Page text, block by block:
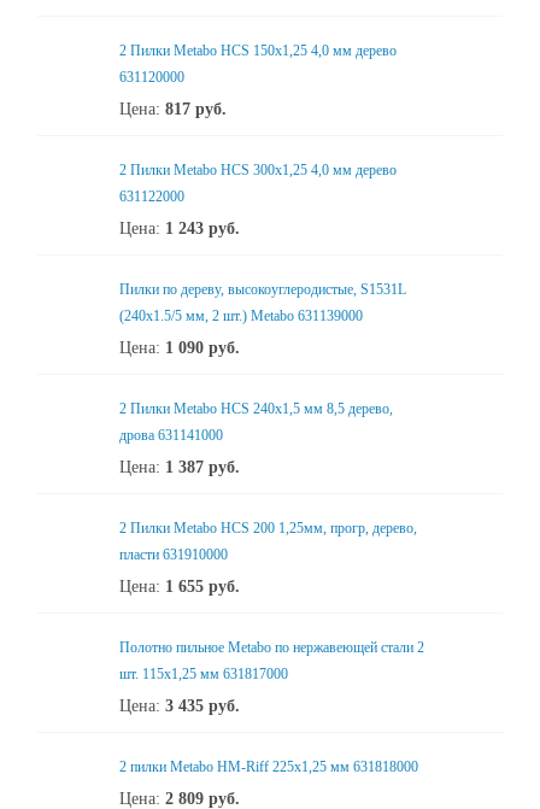
2 Пилки Metabo HCS 150x1,25 4,0 мм дерево
631120000
Цена: 817 руб.
2 Пилки Metabo HCS 300x1,25 4,0 мм дерево
631122000
Цена: 1 243 руб.
Пилки по дереву, высокоуглеродистые, S1531L
(240x1.5/5 мм, 2 шт.) Metabo 631139000
Цена: 1 090 руб.
2 Пилки Metabo HCS 240x1,5 мм 8,5 дерево,
дрова 631141000
Цена: 1 387 руб.
2 Пилки Metabo HCS 200 1,25мм, прогр, дерево,
пласти 631910000
Цена: 1 655 руб.
Полотно пильное Metabo по нержавеющей стали 2
шт. 115х1,25 мм 631817000
Цена: 3 435 руб.
2 пилки Metabo HM-Riff 225x1,25 мм 631818000
Цена: 2 809 руб.